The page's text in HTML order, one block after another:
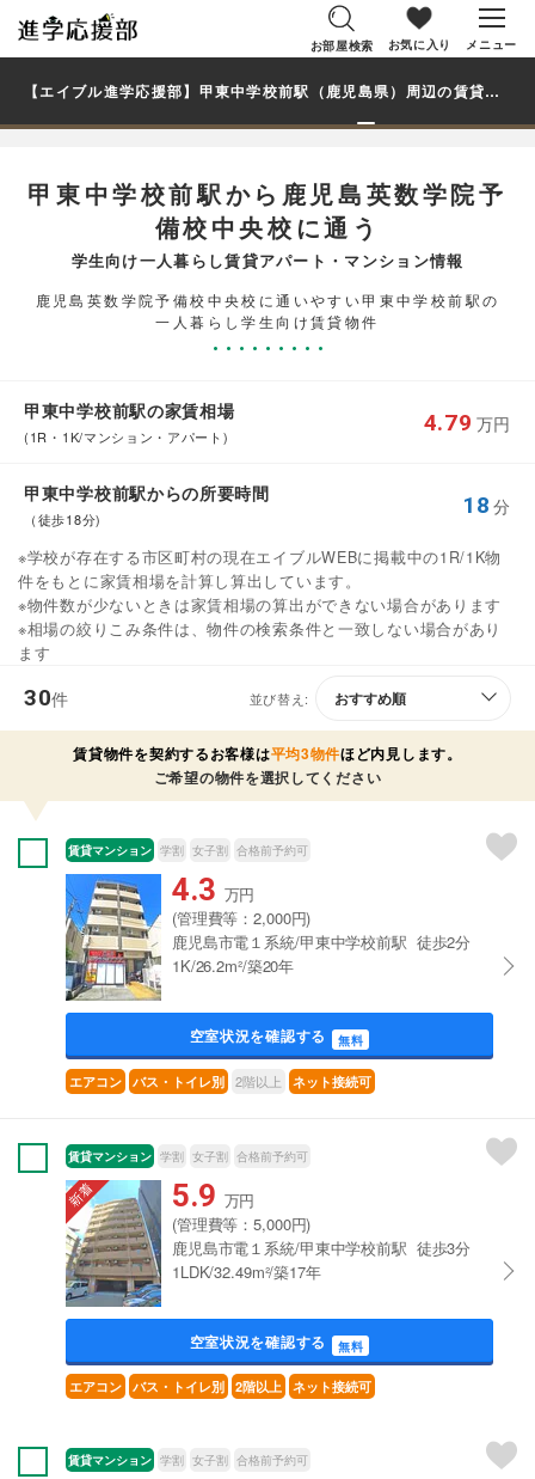
お部屋検索 お気に入り メニュー
【エイブル進学応援部】甲東中学校前駅（鹿児島県）周辺の賃貸を探す｜鹿児島英数学院予備校中央校学生・大学生の一人暮らし向け賃貸マンション・アパート
甲東中学校前駅から鹿児島英数学院予
備校中央校に通う
学生向け一人暮らし賃貸アパート・マンション情報
鹿児島英数学院予備校中央校に通いやすい甲東中学校前駅の
一人暮らし学生向け賃貸物件
甲東中学校前駅の家賃相場
(1R・1K/マンション・アパート)
4.79 万円
甲東中学校前駅からの所要時間
（徒歩18分)
18 分
※学校が存在する市区町村の現在エイブルWEBに掲載中の1R/1K物
件をもとに家賃相場を計算し算出しています。
※物件数が少ないときは家賃相場の算出ができない場合があります
※相場の絞りこみ条件は、物件の検索条件と一致しない場合があり
ます
30件 並び替え:
賃貸物件を契約するお客様は平均3物件ほど内見します。
ご希望の物件を選択してください
賃貸マンション 学割 女子割 合格前予約可
4.3 万円
(管理費等：2,000円)
鹿児島市電１系統/甲東中学校前駅 徒歩2分
1K/26.2m²/築20年
空室状況を確認する 無料
エアコン バス・トイレ別 2階以上 ネット接続可
賃貸マンション 学割 女子割 合格前予約可
5.9 万円
(管理費等：5,000円)
鹿児島市電１系統/甲東中学校前駅 徒歩3分
1LDK/32.49m²/築17年
空室状況を確認する 無料
エアコン バス・トイレ別 2階以上 ネット接続可
賃貸マンション 学割 女子割 合格前予約可